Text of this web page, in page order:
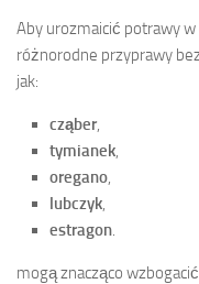
Aby urozmaicić potrawy
różnorodne przyprawy
jak:
cząber,
tymianek,
oregano,
lubczyk,
estragon.
mogą znacząco